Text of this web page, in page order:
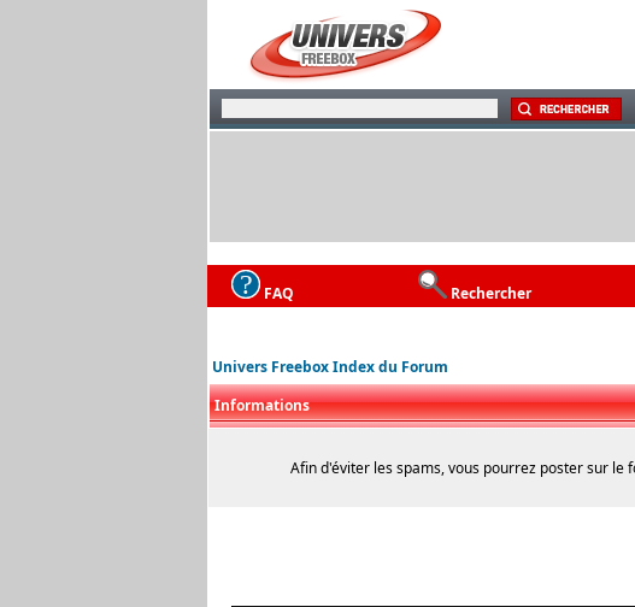
FAQ Rechercher
Univers Freebox Index du Forum
Informations
Afin d'éviter les spams, vous pourrez poster sur